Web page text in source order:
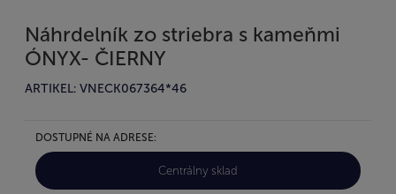
Náhrdelník zo striebra s kameňmi
ÓNYX- ČIERNY
ARTIKEL: VNECK067364*46
DOSTUPNÉ NA ADRESE:
Centrálny sklad